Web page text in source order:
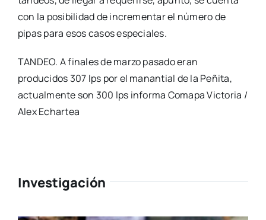
con la posibilidad de incrementar el número de
pipas para esos casos especiales.
TANDEO. A finales de marzo pasado eran
producidos 307 lps por el manantial de la Peñita,
actualmente son 300 lps informa Comapa Victoria /
Alex Echartea
Investigación